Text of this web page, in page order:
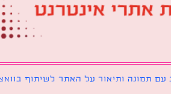
ותיאור על האתר לשיתוף בוואצאפ